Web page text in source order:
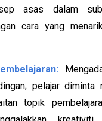
asas dalam
cara yang
pelajar diminta
topik